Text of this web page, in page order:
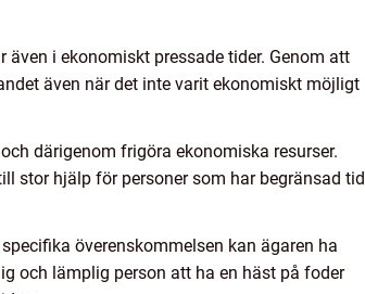
i ekonomiskt pressade tider. Genom att
även när det inte varit ekonomiskt möjligt
därigenom frigöra ekonomiska resurser.
stor hjälp för personer som har begränsad tid
överenskommelsen kan ägaren ha
och lämplig person att ha en häst på foder